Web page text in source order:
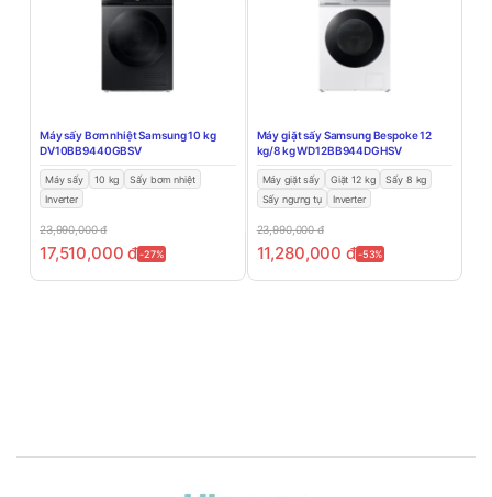
Máy sấy Bơm nhiệt Samsung 10 kg
DV10BB9440GBSV
Máy sấy 10 kg
Sấy bơm nhiệt
Inverter
23,990,000đ
17,510,000đ-27%
Máy giặt sấy Samsung Bespoke 12
kg/8 kg WD12BB944DGHSV
Máy giặt sấy Giặt 12 kg
Sấy 8 kg
Sấy ngưng tụ
Inverter
23,990,000đ
11,280,000 đ-53%